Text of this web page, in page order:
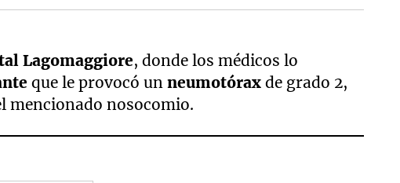
Lagomaggiore, donde los médicos lo
que le provocó unneumotórax de grado 2,
mencionado nosocomio.